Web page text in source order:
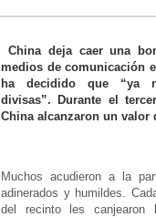
China deja caer una
medios de comunicación
ha decidido que “ya
divisas”. Durante el
China alcanzaron un valor
Muchos acudieron a la
adinerados y humildes.
del recinto les canjearon